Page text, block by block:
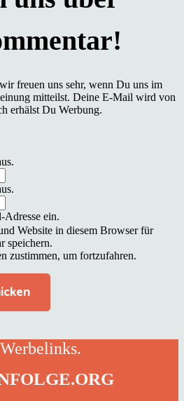
freuen uns sehr, wenn Du uns im
mitteilst. Deine E-Mail wird von
erhälst Du Werbung.
ein.
Website in diesem Browser für
speichern.
zustimmen, um fortzufahren.